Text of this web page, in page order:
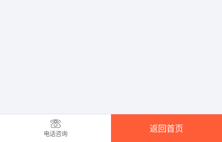
电话咨询
返回首页